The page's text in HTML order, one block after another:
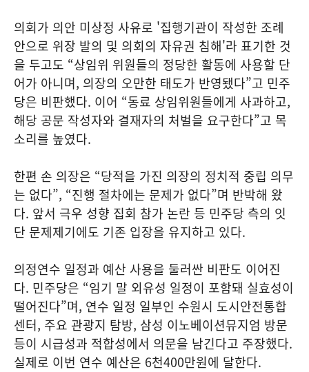
의회가 의안 미상정 사유로 '집행기관이 작성한 조례
안으로 위장 발의 및 의회의 자유권 침해'라 표기한 것
을 두고도 “상임위 위원들의 정당한 활동에 사용할 단
어가 아니며, 의장의 오만한 태도가 반영됐다”고 민주
당은 비판했다. 이어 “동료 상임위원들에게 사과하고,
해당 공문 작성자와 결재자의 처벌을 요구한다”고 목
소리를 높였다.
한편 손 의장은 “당적을 가진 의장의 정치적 중립 의무
는 없다”, “진행 절차에는 문제가 없다”며 반박해 왔
다. 앞서 극우 성향 집회 참가 논란 등 민주당 측의 잇
단 문제제기에도 기존 입장을 유지하고 있다.
의정연수 일정과 예산 사용을 둘러싼 비판도 이어진
다. 민주당은 “임기 말 외유성 일정이 포함돼 실효성이
떨어진다”며, 연수 일정 일부인 수원시 도시안전통합
센터, 주요 관광지 탐방, 삼성 이노베이션뮤지엄 방문
등이 시급성과 적합성에서 의문을 남긴다고 주장했다.
실제로 이번 연수 예산은 6천400만원에 달한다.